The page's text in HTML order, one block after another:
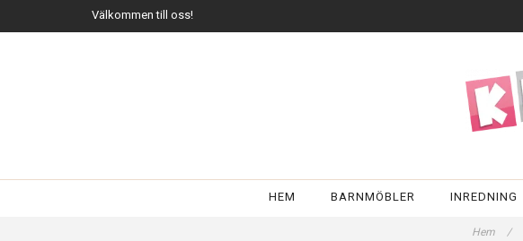
Välkommen till oss!
HEM BARNMÖBLER INREDNING
Hem /